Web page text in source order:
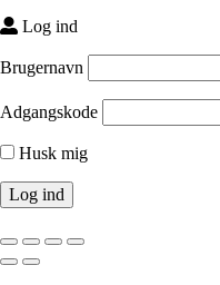
Log ind
Brugernavn
Adgangskode
Husk mig